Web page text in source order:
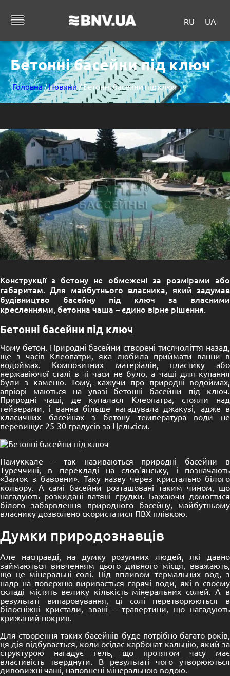
RU UA
Бетонні басейни під ключ
Головна/Новини / Бетонні басейни під ключ
Конструкції з бетону не обмежені за розмірами або
габаритам. Для майбутнього власника, який задумав
будівництво басейну під ключ за власними
кресленнями, бетонна чаша – єдино вірне рішення.
Бетонні басейни під ключ
Чому бетон. Природні басейни створені тисячоліття назад,
ще з часів Клеопатри, яка любила приймати ванни в
водоймах. Композитних матеріалів, пластику або
нержавіючої сталі в ті часи не було, а чаші для купання
були з каменю. Тому, кажучи про природні водоймах,
апріорі маються на увазі бетонні басейни під ключ.
Природні чаші, де купалася Клеопатра, стояли над
гейзерами, і ванна більше нагадувала джакузі, адже в
класичних басейнах з бетону температура води не
перевищує 25-30 градусів за Цельсієм.
Памуккале – так називаються природні басейни в
Туреччині, в перекладі на слов’янську, і позначають
«Замок з бавовни». Таку назву через кристально білого
кольору. А самі басейни розташовані таким чином, що
нагадують розкидані ватяні грудки. Бажаючи домогтися
білого забарвлення природного басейну, майбутньому
власнику дозволено скористатися ПВХ плівкою.
Думки природознавців
Але насправді, на думку розумних людей, які давно
займаються вивченням цього дивного місця, вважають,
що це мінеральні солі. Під впливом термальних вод, з
надр на поверхню виривається гарячі води, які в своєму
складі містять велику кількість мінеральних солей. А в
результаті випаровування, ці солі перетворюються в
білосніжні кристали, звані – травертини, що нагадують
крижаний покрив.
Для створення таких басейнів буде потрібно багато років,
ця дія відбувається, коли осідає карбонат кальцію, який за
структурою нагадує гель, що протягом часу має
властивість тверднути. В результаті чого утворюються
дивовижні чаші, наповнені мінеральною водою.